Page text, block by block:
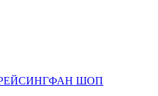
ФАН ШОП